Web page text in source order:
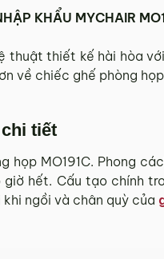
KHẨU MYCHAIR
thiết kế hài hòa
về chiếc ghế phòng
tiết
họp MO191C. Phong
hết. Cấu tạo chính
ngồi và chân quỳ của
thành Hà Nội, Đà Nẵng
khi tiến hành thanh
ý nào vui lòng liên hệ